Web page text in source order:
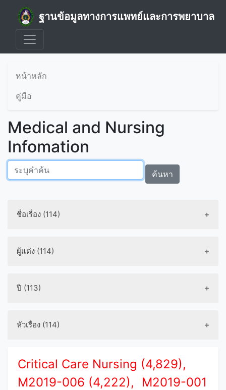
ฐานข้อมูลทางการแพทย์และการพยาบาล
หน้าหลัก
คู่มือ
Medical and Nursing
Infomation
ค้นหา
ชื่อเรื่อง (114)
ผู้แต่ง (114)
ปี (113)
หัวเรื่อง (114)
Critical Care Nursing (4,829),
M2019-006 (4,222),
M2019-001